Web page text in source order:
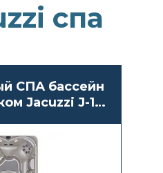
спа
СПА бассейн
Jacuzzi J-19